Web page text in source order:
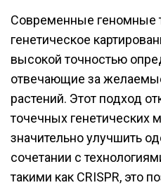
Современные геномные
генетическое
высокой точностью
отвечающие за
растений. Этот подход
точечных генетических
значительно улучшить
сочетании с
такими как CRISPR, это